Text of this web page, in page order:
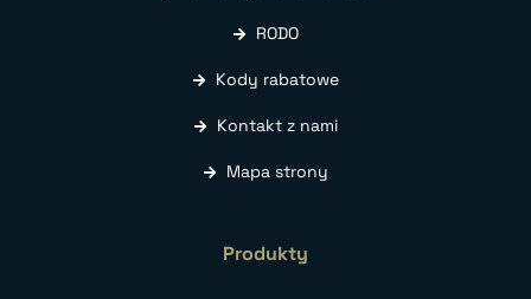
RODO
Kody rabatowe
Kontakt z nami
Mapa strony
Produkty